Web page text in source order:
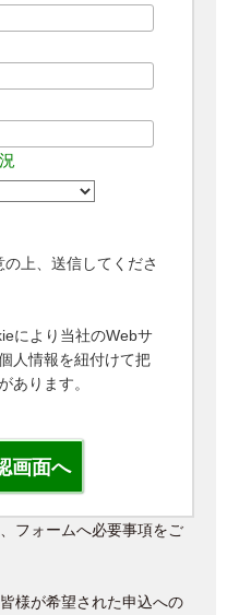
の上、送信してくださ
により当社のWebサ
人情報を紐付けて把
あります。
フォームへ必要事項をご
様が希望された申込への